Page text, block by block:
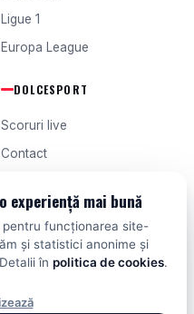
Ligue 1
Europa League
DOLCESPORT
Scoruri live
Contact
Termeni și condiții
experiență mai bună
pentru funcționarea site-
și statistici anonime și
în politica de cookies.